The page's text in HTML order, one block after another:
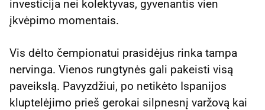
investicija nei kolektyvas, gyvenantis vien
įkvėpimo momentais.
Vis dėlto čempionatui prasidėjus rinka tampa
nervinga. Vienos rungtynės gali pakeisti visą
paveikslą. Pavyzdžiui, po netikėto Ispanijos
kluptelėjimo prieš gerokai silpnesnį varžovą kai